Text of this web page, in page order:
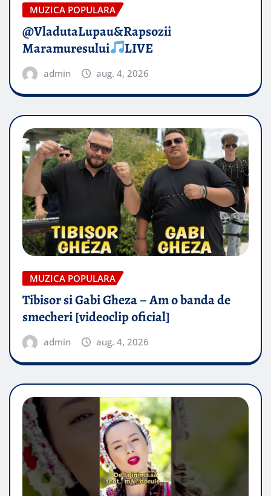
MUZICA POPULARA
@VladutaLupau&Rapsozii
Maramuresului
LIVE
admin aug. 4, 2026
MUZICA POPULARA
Tibisor si Gabi Gheza – Am o banda de
smecheri [videoclip oficial]
admin aug. 4, 2026